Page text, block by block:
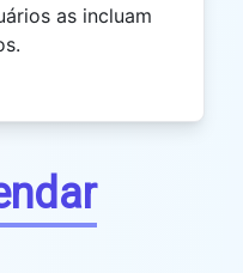
as incluam